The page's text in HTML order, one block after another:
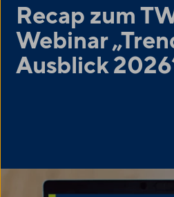
Recap zum
Webinar
Ausblick